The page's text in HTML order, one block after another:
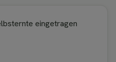
eingetragen